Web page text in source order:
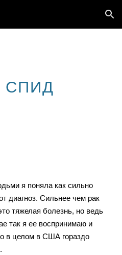
Skip to navigation
СПИД
я поняла как сильно
диагноз. Сильнее чем рак
тяжелая болезнь, но ведь
так я ее воспринимаю и
в целом в США гораздо